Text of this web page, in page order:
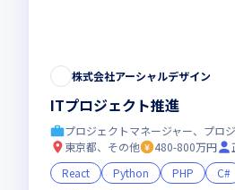
株式会社アーシャルデザイン
ITプロジェクト推進
プロジェクトマネージャー、プロ
東京都、その他
480-800万円
React
Python PHP C#